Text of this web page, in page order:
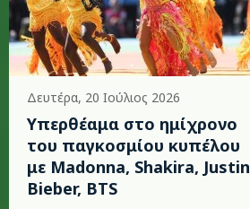
Δευτέρα, 20 Ιούλιος 2026
Υπερθέαμα στο ημίχρονο
του παγκοσμίου κυπέλου
με Madonna, Shakira, Justin
Bieber, BTS